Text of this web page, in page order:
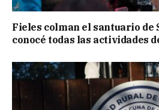
Fieles colman el santuario de
conocé todas las actividades